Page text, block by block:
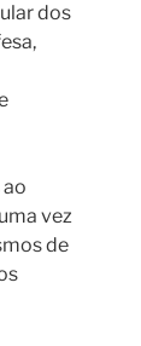
dos
vez
de